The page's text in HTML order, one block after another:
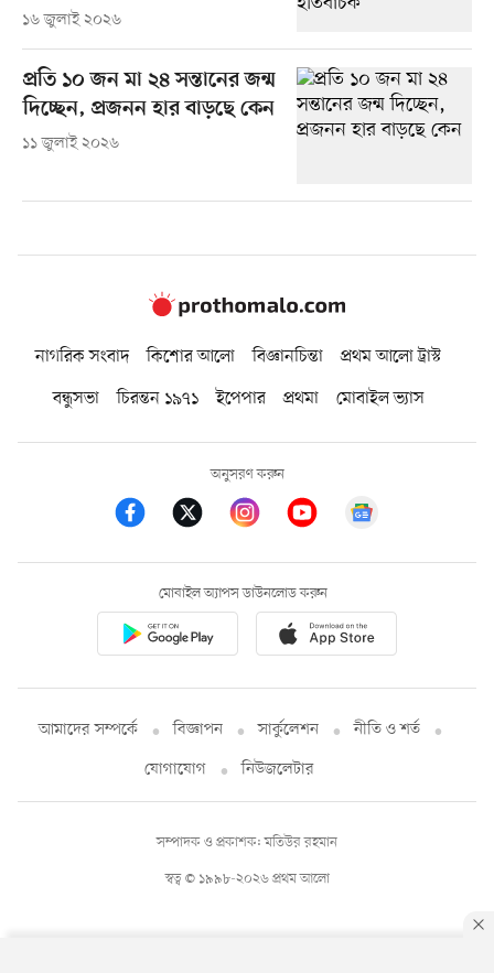
১৬ জুলাই ২০২৬
প্রতি ১০ জন মা ২৪ সন্তানের জন্ম
দিচ্ছেন, প্রজনন হার বাড়ছে কেন
১১ জুলাই ২০২৬
নাগরিক সংবাদ কিশোর আলো বিজ্ঞানচিন্তা
প্রথম আলো ট্রাস্ট
বন্ধুসভা
চিরন্তন ১৯৭১ ইপেপার প্রথমা মোবাইল ভ্যাস
অনুসরণ করুন
মোবাইল অ্যাপস ডাউনলোড করুন
আমাদের সম্পর্কে বিজ্ঞাপন সার্কুলেশন
নীতি ও শর্ত
যোগাযোগ
নিউজলেটার
স্বত্ব © ১৯৯৮-২০২৬ প্রথম আলো
সম্পাদক ও প্রকাশক: মতিউর রহমান